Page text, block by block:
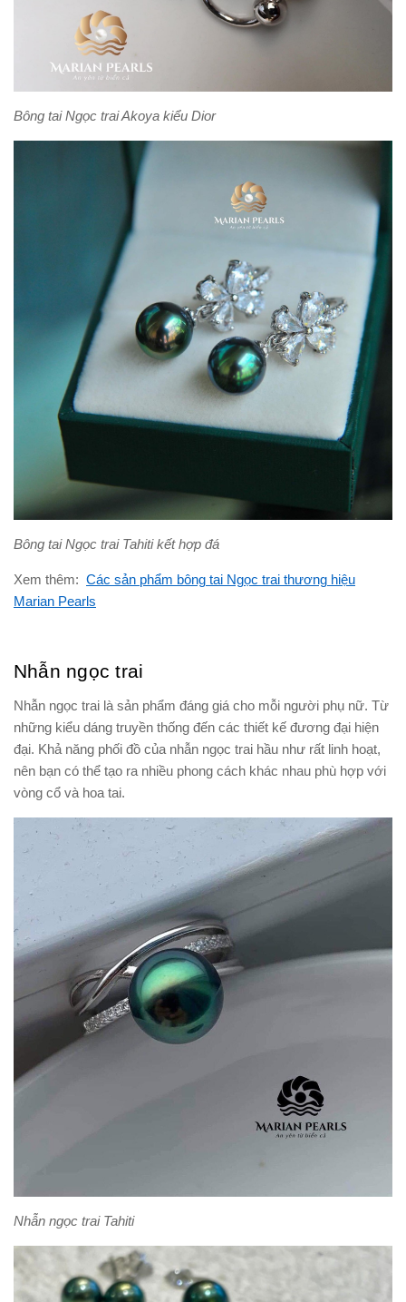
Bông tai Ngọc trai Akoya kiểu Dior
Bông tai Ngọc trai Tahiti kết hợp đá
Xem thêm: Các sản phẩm bông tai Ngọc trai thương hiệu
Marian Pearls
Nhẫn ngọc trai
Nhẫn ngọc trai là sản phẩm đáng giá cho mỗi người phụ nữ. Từ
những kiểu dáng truyền thống đến các thiết kế đương đại hiện
đại. Khả năng phối đồ của nhẫn ngọc trai hầu như rất linh hoạt,
nên bạn có thể tạo ra nhiều phong cách khác nhau phù hợp với
vòng cổ và hoa tai.
Nhẫn ngọc trai Tahiti